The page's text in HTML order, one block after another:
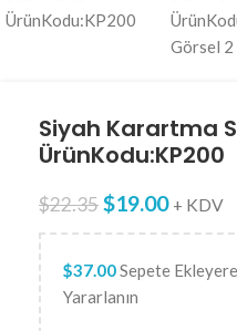
Siyah Karartma
ÜrünKodu:KP200
$22.35$19.00 + KDV
$37.00Sepete
Yararlanın